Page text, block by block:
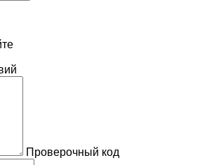
Проверочный код